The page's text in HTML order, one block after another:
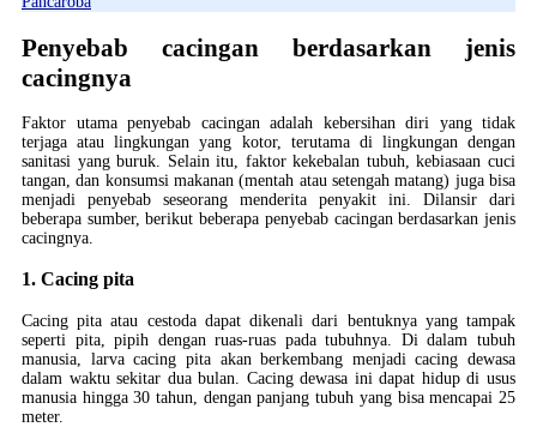
Penyebab cacingan berdasarkan jenis
cacingnya
Faktor utama penyebab cacingan adalah kebersihan diri yang tidak
terjaga atau lingkungan yang kotor, terutama di lingkungan dengan
sanitasi yang buruk. Selain itu, faktor kekebalan tubuh, kebiasaan cuci
tangan, dan konsumsi makanan (mentah atau setengah matang) juga bisa
menjadi penyebab seseorang menderita penyakit ini. Dilansir dari
beberapa sumber, berikut beberapa penyebab cacingan berdasarkan jenis
cacingnya.
1. Cacing pita
Cacing pita atau cestoda dapat dikenali dari bentuknya yang tampak
seperti pita, pipih dengan ruas-ruas pada tubuhnya. Di dalam tubuh
manusia, larva cacing pita akan berkembang menjadi cacing dewasa
dalam waktu sekitar dua bulan. Cacing dewasa ini dapat hidup di usus
manusia hingga 30 tahun, dengan panjang tubuh yang bisa mencapai 25
meter.